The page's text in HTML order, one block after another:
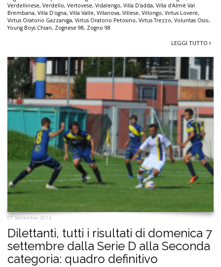
Verdellinese, Verdello, Vertovese, Vidalengo, Villa D'adda, Villa d'Almè Val
Brembana, Villa D'ogna, Villa Valle, Villanova, Villese, Villongo, Virtus Lovere,
Virtus Oratorio Gazzaniga, Virtus Oratorio Petosino, Virtus Trezzo, Voluntas Osio,
Young Boys Chiari, Zognese 98, Zogno 98
LEGGI TUTTO
07 Settembre 2014
Dilettanti, tutti i risultati di domenica 7
settembre dalla Serie D alla Seconda
categoria: quadro definitivo